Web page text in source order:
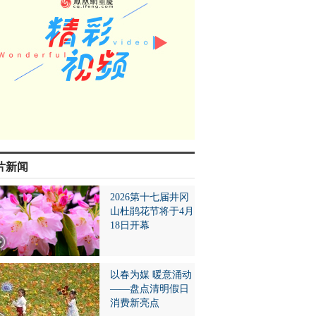
新闻
2026第十七届井冈
山杜鹃花节将于4月
18日开幕
以春为媒 暖意涌动
——盘点清明假日
消费新亮点